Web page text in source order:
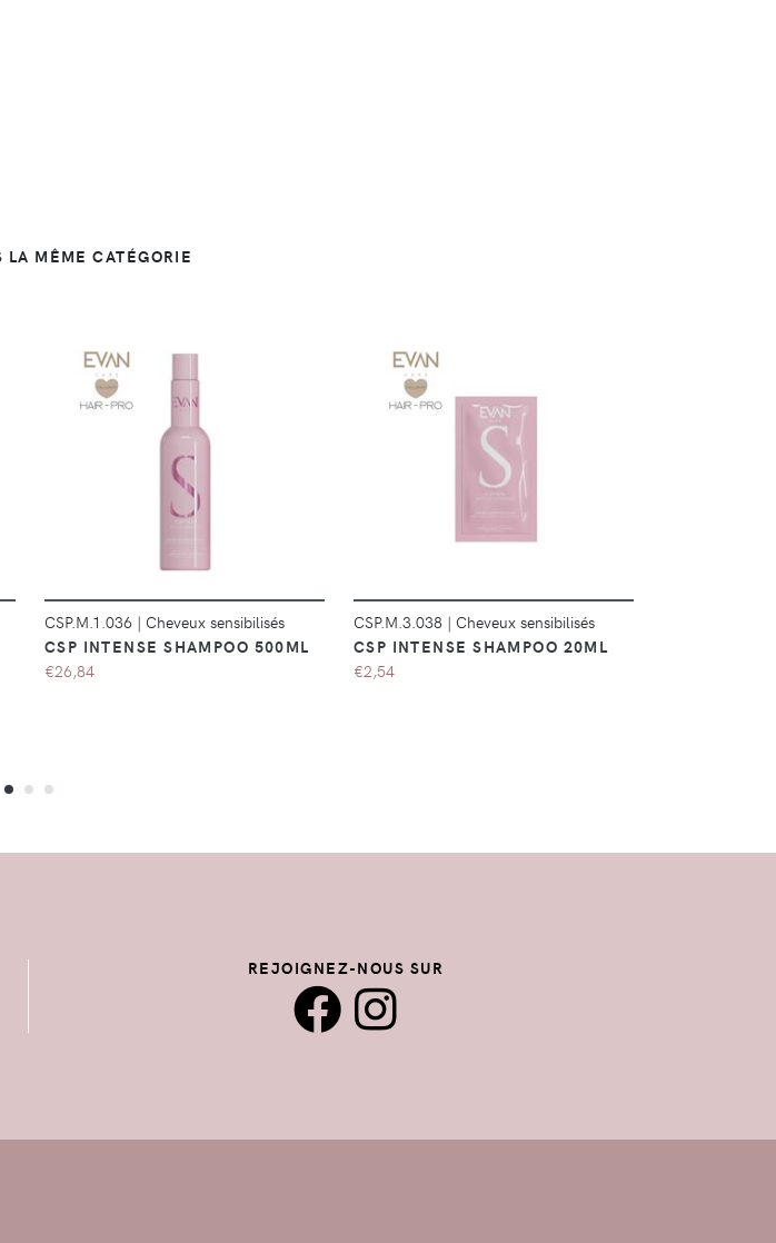
LA MÊME CATÉGORIE
DÉTAILS
CSP.M.1.036 | Cheveux sensibilisés
CSP INTENSE SHAMPOO 500ML
€26,84
DÉTAILS
CSP.M.3.038 | Cheveux sensibilisés
CSP INTENSE SHAMPOO 20ML
€2,54
REJOIGNEZ-NOUS SUR